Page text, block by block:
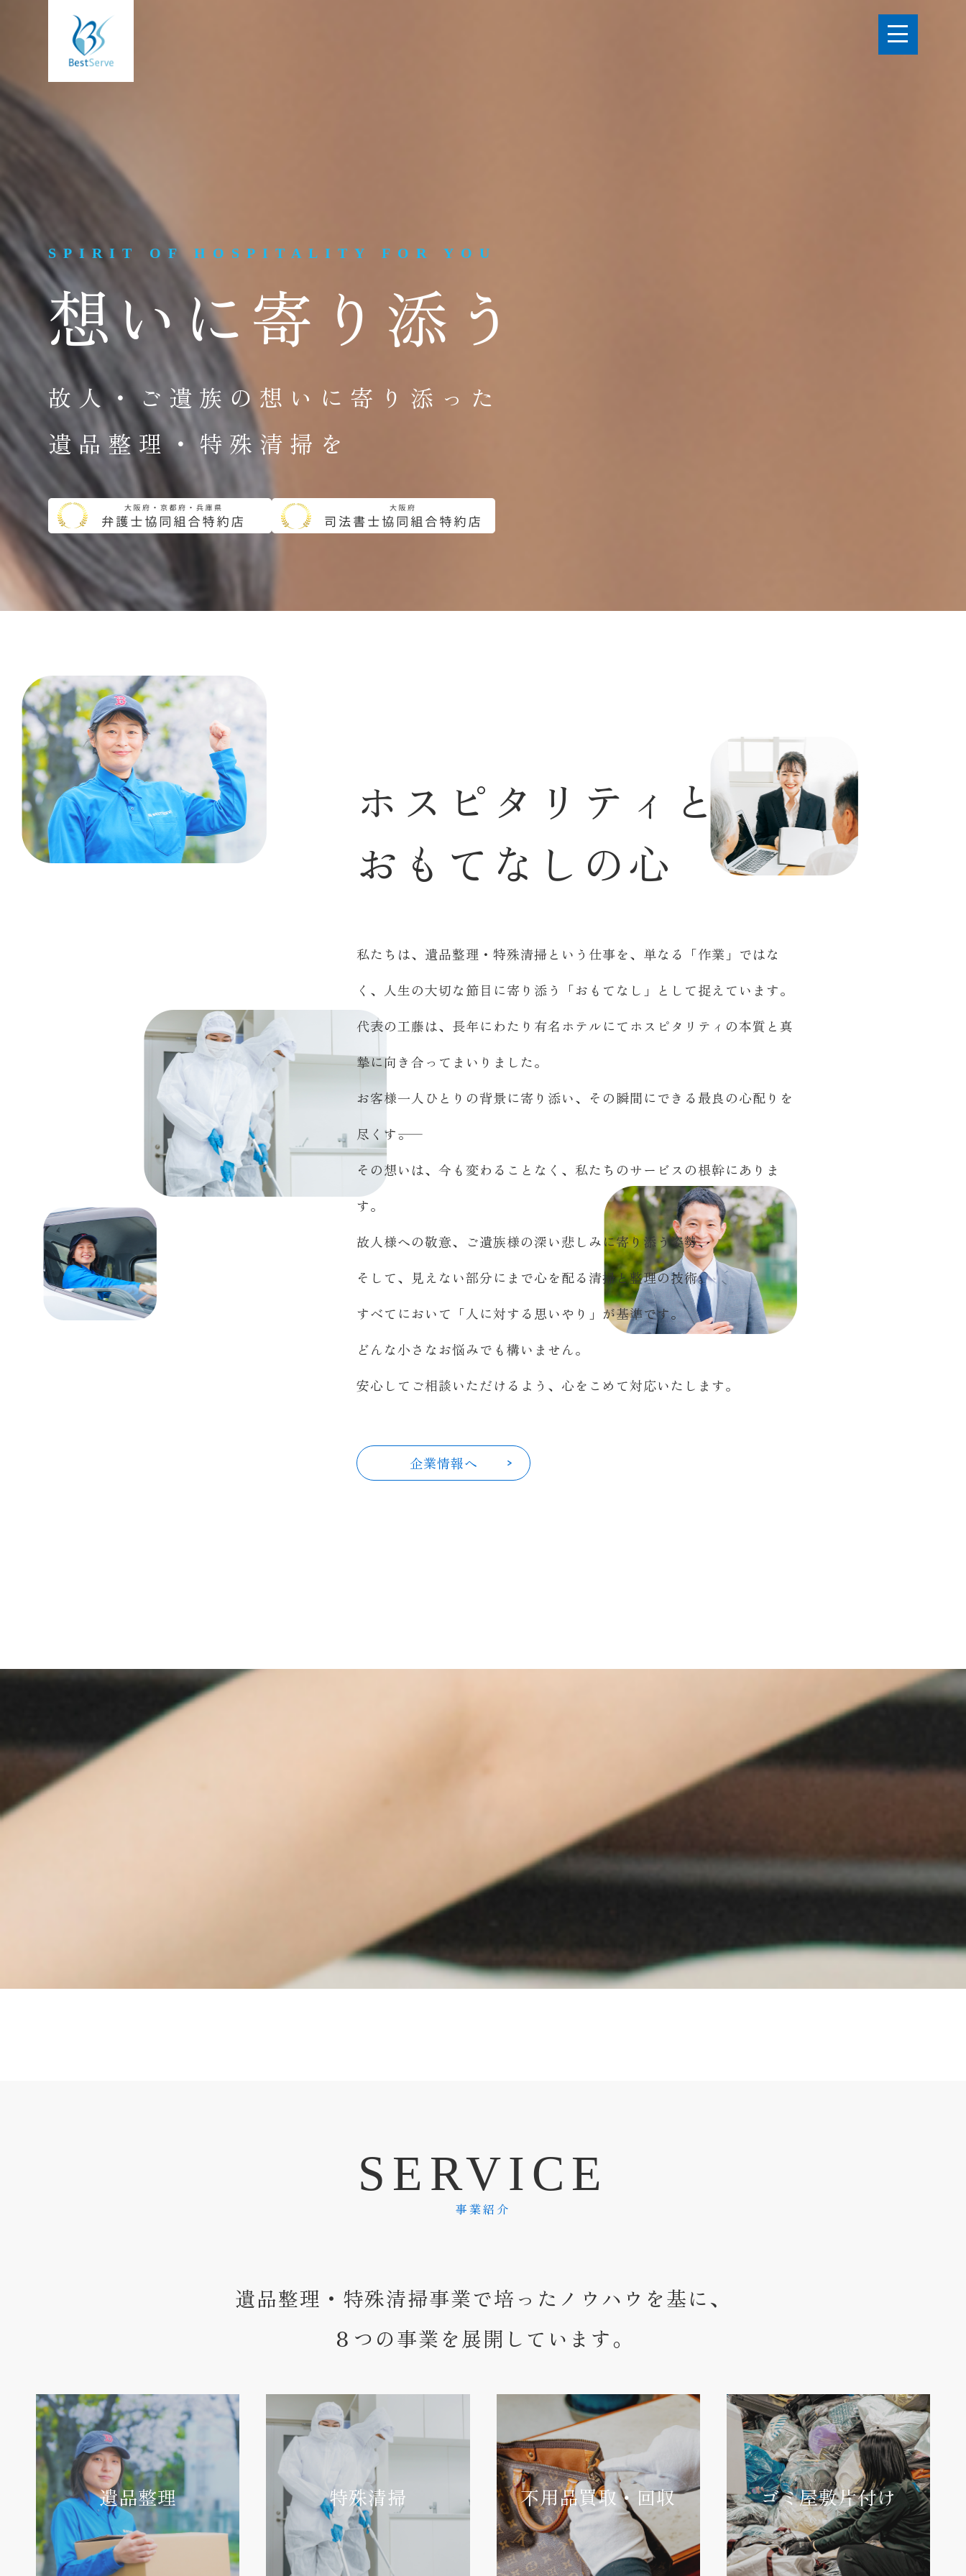
SPIRIT OF HOSPITALITY FOR YOU
想いに寄り添う
故人・ご遺族の想いに寄り添った
遺品整理・特殊清掃を
ホ ス ピ タ リ テ ィ と
お も て な し の心
私たちは、遺品整理・特殊清掃という仕事を、単なる「作業」ではな
く、人生の大切な節目に寄り添う「おもてなし」として捉えています。
代表の工藤は、長年にわたり有名ホテルにてホスピタリティの本質と真
摯に向き合ってまいりました。
お客様一人ひとりの背景に寄り添い、その瞬間にできる最良の心配りを
尽くす――。
その想いは、今も変わることなく、私たちのサービスの根幹にありま
す。
故人様への敬意、ご遺族様の深い悲しみに寄り添う姿勢、
そして、見えない部分にまで心を配る清掃と整理の技術。
すべてにおいて「人に対する思いやり」が基準です。
どんな小さなお悩みでも構いません。
安心してご相談いただけるよう、心をこめて対応いたします。
企業情報へ
S E RVICE
事業紹介
遺品整理・特殊清掃事業で培ったノウハウを基に、
８つの事業を展開しています。
遺品整理 特殊清掃 不用品買取・回収 ゴミ屋敷片付け